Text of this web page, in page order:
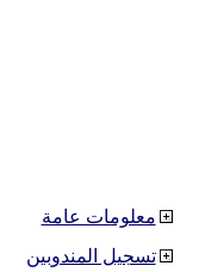
معلومات عامة
تسجيل المندوبين